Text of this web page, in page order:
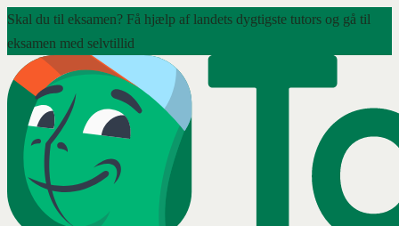
Skal du til eksamen? Få hjælp af landets dygtigste tutors og gå til
eksamen med selvtillid